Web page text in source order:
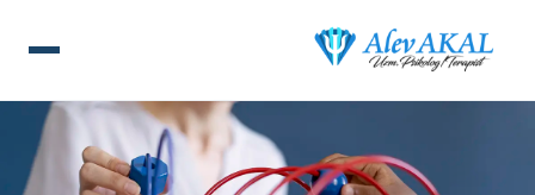
ANA SAYFA